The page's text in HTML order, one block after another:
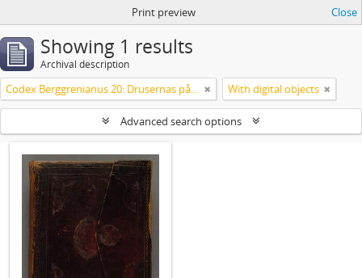
Print preview Close
Showing 1 results
Archival description
Codex Berggrenianus 20: Drusernas på Libanon heliga bok With digital objects
Advanced search options